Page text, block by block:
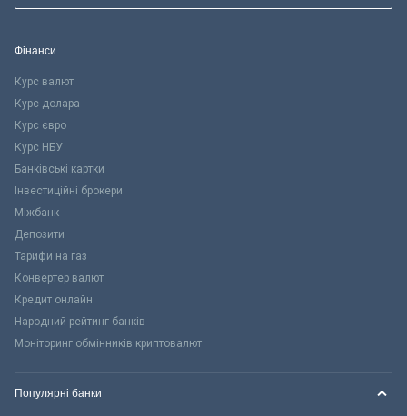
Фінанси
Курс валют
Курс долара
Курс євро
Курс НБУ
Банківські картки
Інвестиційні брокери
Міжбанк
Депозити
Тарифи на газ
Конвертер валют
Кредит онлайн
Народний рейтинг банків
Моніторинг обмінників криптовалют
Популярні банки